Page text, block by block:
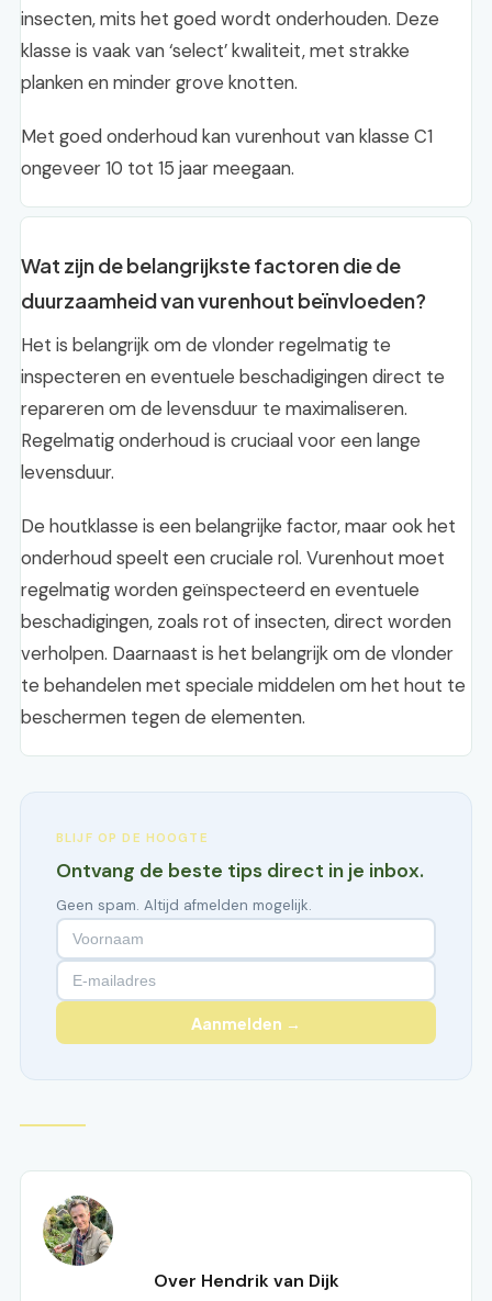
insecten, mits het goed wordt onderhouden. Deze
klasse is vaak van ‘select’ kwaliteit, met strakke
planken en minder grove knotten.
Met goed onderhoud kan vurenhout van klasse C1
ongeveer 10 tot 15 jaar meegaan.
Wat zijn de belangrijkste factoren die de
duurzaamheid van vurenhout beïnvloeden?
Het is belangrijk om de vlonder regelmatig te
inspecteren en eventuele beschadigingen direct te
repareren om de levensduur te maximaliseren.
Regelmatig onderhoud is cruciaal voor een lange
levensduur.
De houtklasse is een belangrijke factor, maar ook het
onderhoud speelt een cruciale rol. Vurenhout moet
regelmatig worden geïnspecteerd en eventuele
beschadigingen, zoals rot of insecten, direct worden
verholpen. Daarnaast is het belangrijk om de vlonder
te behandelen met speciale middelen om het hout te
beschermen tegen de elementen.
BLIJF OP DE HOOGTE
Ontvang de beste tips direct in je inbox.
Geen spam. Altijd afmelden mogelijk.
Aanmelden →
Over Hendrik van Dijk